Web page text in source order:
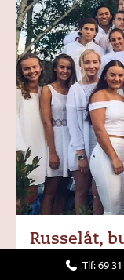
Russelåt,
fordeler
Tlf:69